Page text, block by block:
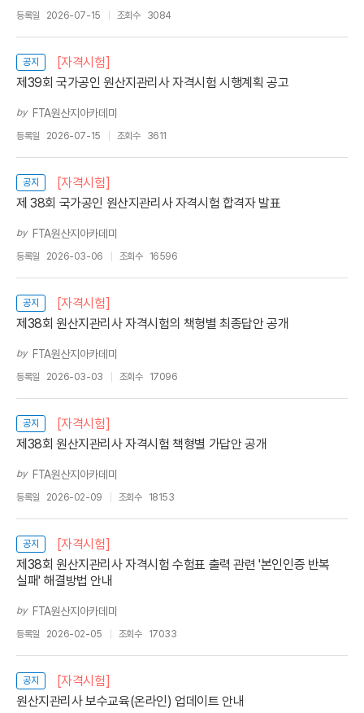
등록일 2026-07-15 조회수 3084
공지
[자격시험]
제39회 국가공인 원산지관리사 자격시험 시행계획 공고
by FTA원산지아카데미
등록일 2026-07-15 조회수 3611
공지
[자격시험]
제 38회 국가공인 원산지관리사 자격시험 합격자 발표
by FTA원산지아카데미
등록일 2026-03-06 조회수 16596
공지
[자격시험]
제38회 원산지관리사 자격시험의 책형별 최종답안 공개
by FTA원산지아카데미
등록일 2026-03-03 조회수 17096
공지
[자격시험]
제38회 원산지관리사 자격시험 책형별 가답안 공개
by FTA원산지아카데미
등록일 2026-02-09 조회수 18153
공지
[자격시험]
제38회 원산지관리사 자격시험 수험표 출력 관련 '본인인증 반복
실패' 해결방법 안내
by FTA원산지아카데미
등록일 2026-02-05 조회수 17033
공지
[자격시험]
원산지관리사 보수교육(온라인) 업데이트 안내